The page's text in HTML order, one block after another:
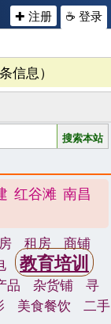
☕ 登录
✚ 注册
信息）
红谷滩 南昌
租房
商铺
教育培训
品 杂货铺
寻
美食餐饮
二手